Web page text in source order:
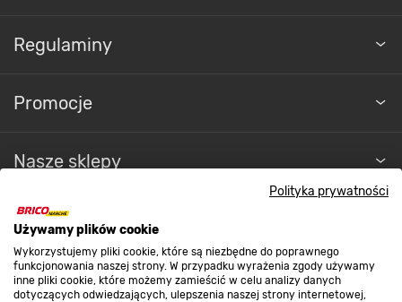
Polityka prywatności
Używamy plików cookie
Wykorzystujemy pliki cookie, które są niezbędne do poprawnego
funkcjonowania naszej strony. W przypadku wyrażenia zgody używamy
inne pliki cookie, które możemy zamieścić w celu analizy danych
dotyczących odwiedzających, ulepszenia naszej strony internetowej,
Regulaminy
Promocje
Nasze sklepy
O nas
Kontakt do sklepu